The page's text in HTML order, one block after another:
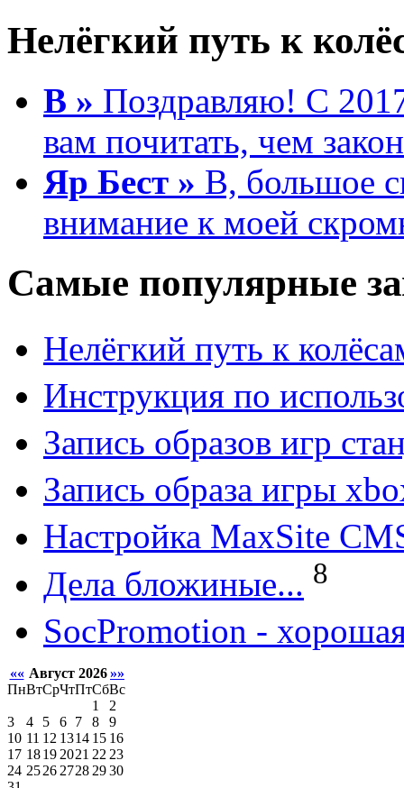
Нелёгкий путь к
В » Поздравляю! С
вам почитать, чем
Яр Бест » B, большое
внимание к моей
Самые популярные
Нелёгкий путь к
Инструкция по
Запись образов игр
Запись образа игры
Настройка MaxSite
Дела бложиные... 8
SocPromotion -
«« Август 2026 »»
ПнВтСрЧтПтСбВс
1
2
3
4 5 6 7 8
9
10 11 12 1314 15 16
17 1819 2021 22 23
24 2526 2728 2930